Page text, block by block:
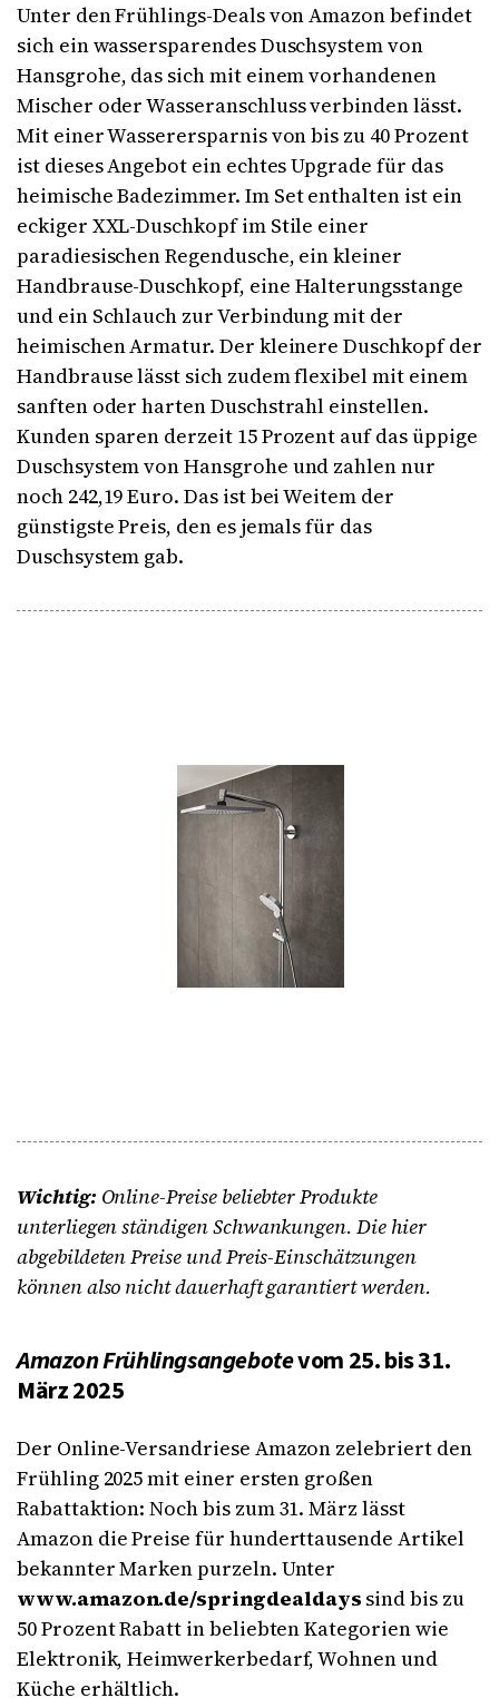
Unter den Frühlings-Deals von Amazon befindet
sich ein wassersparendes Duschsystem von
Hansgrohe, das sich mit einem vorhandenen
Mischer oder Wasseranschluss verbinden lässt.
Mit einer Wasserersparnis von bis zu 40 Prozent
ist dieses Angebot ein echtes Upgrade für das
heimische Badezimmer. Im Set enthalten ist ein
eckiger XXL-Duschkopf im Stile einer
paradiesischen Regendusche, ein kleiner
Handbrause-Duschkopf, eine Halterungsstange
und ein Schlauch zur Verbindung mit der
heimischen Armatur. Der kleinere Duschkopf der
Handbrause lässt sich zudem flexibel mit einem
sanften oder harten Duschstrahl einstellen.
Kunden sparen derzeit 15 Prozent auf das üppige
Duschsystem von Hansgrohe und zahlen nur
noch 242,19 Euro. Das ist bei Weitem der
günstigste Preis, den es jemals für das
Duschsystem gab.
Wichtig: Online-Preise beliebter Produkte
unterliegen ständigen Schwankungen. Die hier
abgebildeten Preise und Preis-Einschätzungen
können also nicht dauerhaft garantiert werden.
Amazon Frühlingsangebotevom 25. bis 31.
März 2025
Der Online-Versandriese Amazon zelebriert den
Frühling 2025 mit einer ersten großen
Rabattaktion: Noch bis zum 31. März lässt
Amazon die Preise für hunderttausende Artikel
bekannter Marken purzeln. Unter
www.amazon.de/springdealdays sind bis zu
50 Prozent Rabatt in beliebten Kategorien wie
Elektronik, Heimwerkerbedarf, Wohnen und
Küche erhältlich.